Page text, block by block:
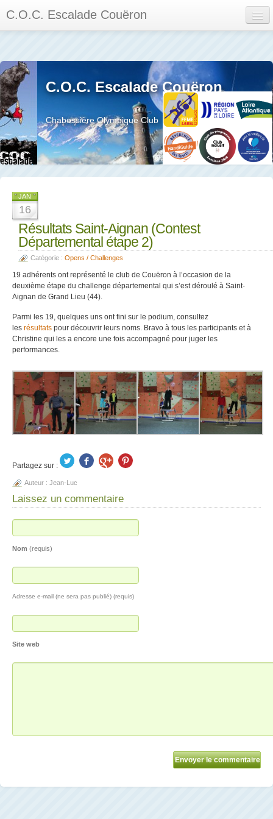
C.O.C. Escalade Couëron
Calendrier des événements et des compétitions
Les membres
Les séances
Privée
La salle et le mur
C.O.C. Escalade Couëron
Chabossière Olympique Club
JAN
16
Résultats Saint-Aignan (Contest
Départemental étape 2)
Catégorie : Opens / Challenges
19 adhérents ont représenté le club de Couëron à l’occasion de la
deuxième étape du challenge départemental qui s’est déroulé à Saint-
Aignan de Grand Lieu (44).
Parmi les 19, quelques uns ont fini sur le podium, consultez
les résultats pour découvrir leurs noms. Bravo à tous les participants et à
Christine qui les a encore une fois accompagné pour juger les
performances.
Partagez sur :
Auteur : Jean-Luc
Laissez un commentaire
Nom (requis)
Adresse e-mail (ne sera pas publié) (requis)
Site web